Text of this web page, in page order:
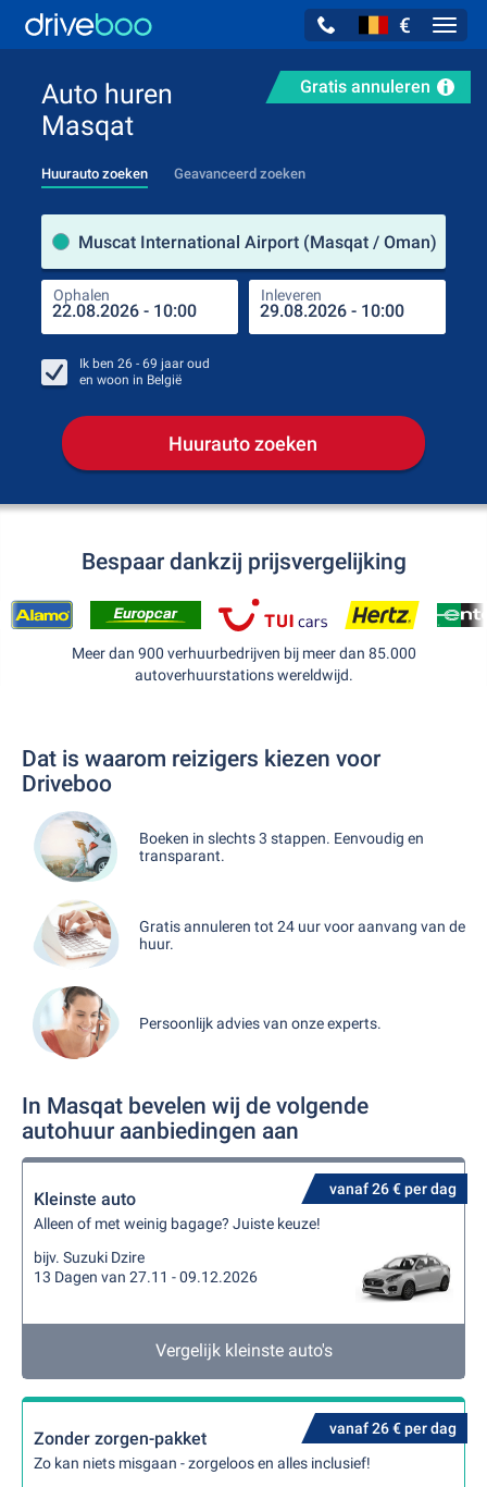
€
Gratis annuleren
Auto huren
Masqat
Huurauto zoeken Geavanceerd zoeken
Muscat International Airport (Masqat / Oman)
Ophalen Inleveren
Ik ben 26 - 69 jaar oud
en woon in België
Huurauto zoeken
Bespaar dankzij prijsvergelijking
Meer dan 900 verhuurbedrijven bij meer dan 85.000
autoverhuurstations wereldwijd.
Dat is waarom reizigers kiezen voor
Driveboo
Boeken in slechts 3 stappen. Eenvoudig en
transparant.
Gratis annuleren tot 24 uur voor aanvang van de
huur.
Persoonlijk advies van onze experts.
In Masqat bevelen wij de volgende
autohuur aanbiedingen aan
vanaf 26 € per dag
Kleinste auto
Alleen of met weinig bagage? Juiste keuze!
bijv. Suzuki Dzire
13 Dagen van 27.11 - 09.12.2026
Vergelijk kleinste auto's
vanaf 26 € per dag
Zonder zorgen-pakket
Zo kan niets misgaan - zorgeloos en alles inclusief!